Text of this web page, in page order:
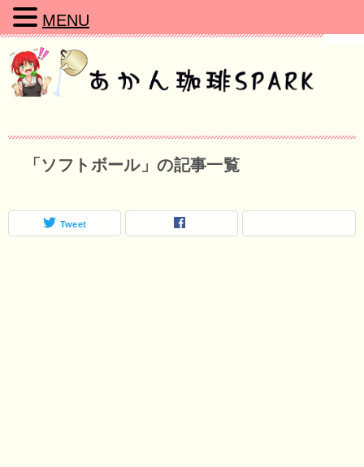
「ソフトボール」の記事一覧
Tweet
MENU